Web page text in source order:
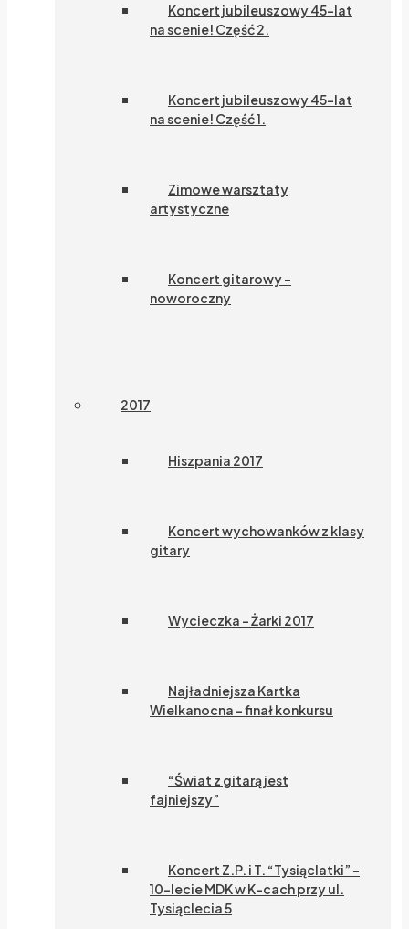
Koncert jubileuszowy 45-lat
na scenie! Część 2.
Koncert jubileuszowy 45-lat
na scenie! Część 1.
Zimowe warsztaty
artystyczne
Koncert gitarowy –
noworoczny
2017
Hiszpania 2017
Koncert wychowanków z klasy
gitary
Wycieczka – Żarki 2017
Najładniejsza Kartka
Wielkanocna – finał konkursu
“Świat z gitarą jest
fajniejszy”
Koncert Z.P. i T. “Tysiąclatki” –
10-lecie MDK w K-cach przy ul.
Tysiąclecia 5